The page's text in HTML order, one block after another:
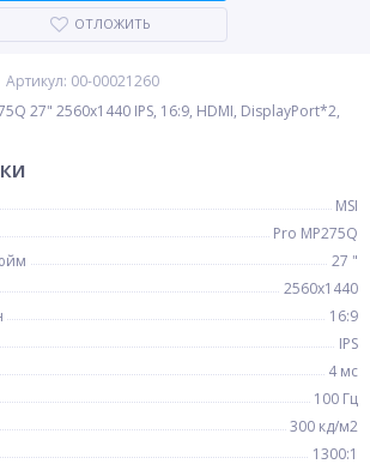
ОТЛОЖИТЬ
Артикул: 00-00021260
27" 2560x1440 IPS, 16:9, HDMI, DisplayPort*2,
MSI
Pro MP275Q
27 "
2560x1440
16:9
IPS
4 мс
100 Гц
300 кд/м2
1300:1